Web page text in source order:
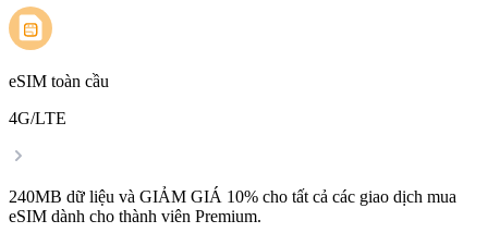
eSIM toàn cầu
4G/LTE
240MB dữ liệu và GIẢM GIÁ 10% cho tất cả các giao dịch mua
eSIM dành cho thành viên Premium.